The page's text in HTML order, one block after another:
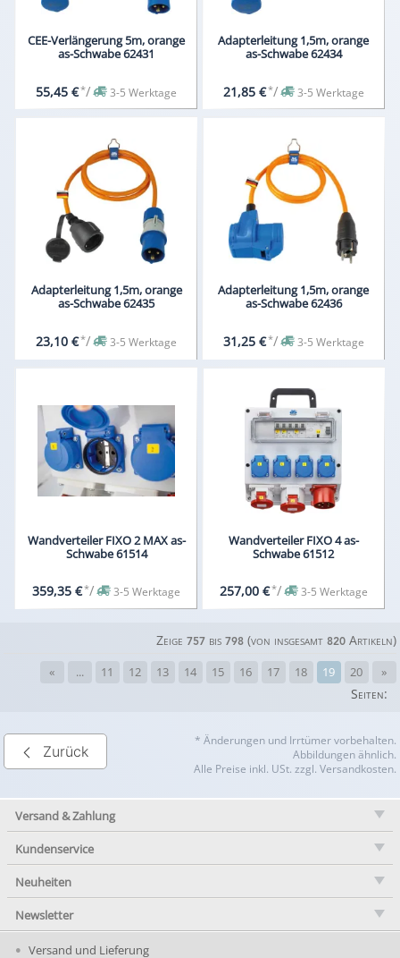
CEE-Verlängerung 5m, orange
as-Schwabe 62431
55,45 €*/ 3-5 Werktage
Adapterleitung 1,5m, orange
as-Schwabe 62434
21,85 €*/ 3-5 Werktage
Adapterleitung 1,5m, orange
as-Schwabe 62435
23,10 €*/ 3-5 Werktage
Adapterleitung 1,5m, orange
as-Schwabe 62436
31,25 €*/ 3-5 Werktage
Wandverteiler FIXO 2 MAX as-
Schwabe 61514
359,35 €*/ 3-5 Werktage
Wandverteiler FIXO 4 as-
Schwabe 61512
257,00 €*/ 3-5 Werktage
Zeige 757bis 798(von insgesamt 820Artikeln)
« ... 11 12 13 14 15 16 17 18 19 20 »
Seiten:
Zurück
* Änderungen und Irrtümer vorbehalten.
Abbildungen ähnlich.
Alle Preise inkl. USt. zzgl. Versandkosten.
Versand & Zahlung
Kundenservice
Neuheiten
Newsletter
Versand und Lieferung